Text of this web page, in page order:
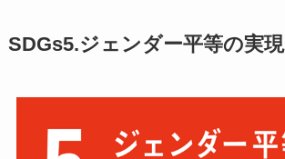
SDGs5.ジェンダー平等の実現